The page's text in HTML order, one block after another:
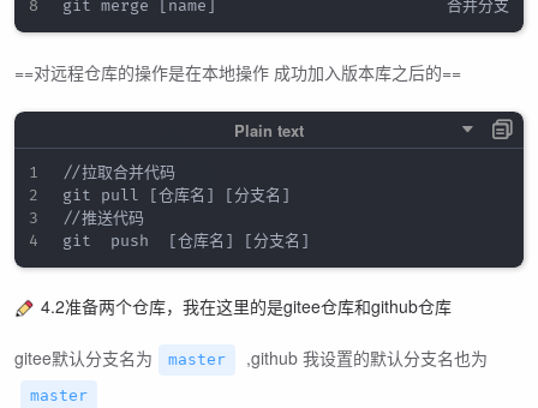
==对远程仓库的操作是在本地操作 成功加入版本库之后的==
//拉取合并代码
git pull [仓库名] [分支名]
//推送代码
4.2准备两个仓库，我在这里的是gitee仓库和github仓库
gitee默认分支名为 master ,github 我设置的默认分支名也为
master